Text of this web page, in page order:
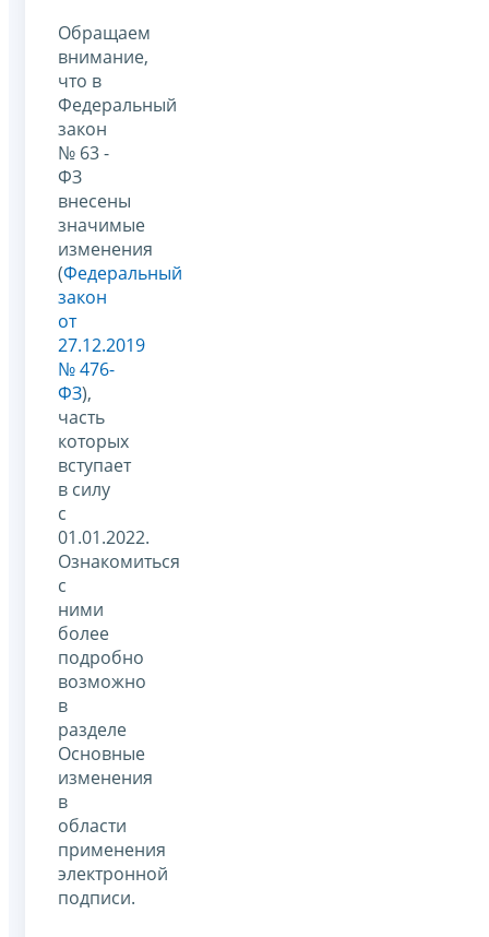
Обращаем
внимание,
что в
Федеральный
закон
№ 63 -
ФЗ
внесены
значимые
изменения
(Федеральный
закон
от
27.12.2019
№ 476-
ФЗ),
часть
которых
вступает
в силу
с
01.01.2022.
Ознакомиться
с
ними
более
подробно
возможно
в
разделе
Основные
изменения
в
области
применения
электронной
подписи.